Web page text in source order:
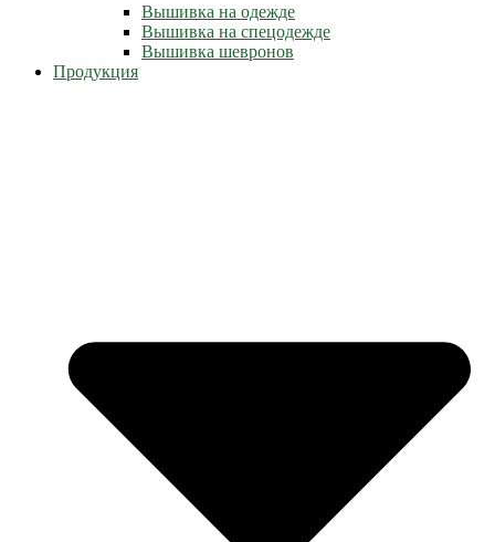
Вышивка на одежде
Вышивка на спецодежде
Вышивка шевронов
Продукция